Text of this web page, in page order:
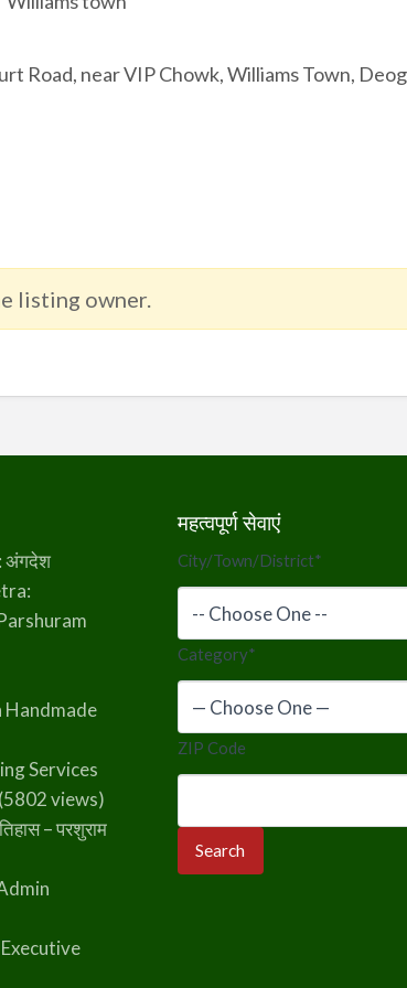
Road, near VIP Chowk, Williams Town,
listing owner.
अंगदेश
Handmade
Services
(5802 views)
– परशुराम
महत्वपूर्ण सेवाएं
City/Town/District*
Category*
ZIP Code